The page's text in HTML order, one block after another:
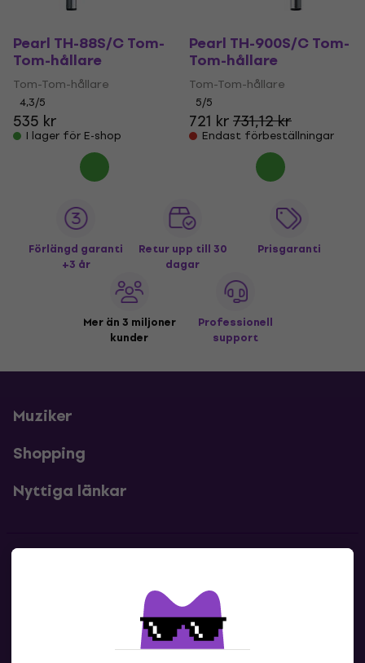
Pearl TH-88S/C Tom-
Tom-hållare
Tom-Tom-hållare
4,3/5
535 kr
I lager för E-shop
Pearl TH-900S/C Tom-
Tom-hållare
Tom-Tom-hållare
5/5
721 kr731,12 kr
Endast förbeställningar
Förlängd garanti
+3 år
Retur upp till 30
dagar
Prisgaranti
Mer än 3 miljoner
kunder
Professionell
support
Muziker
Shopping
Nyttiga länkar
Kontakta oss